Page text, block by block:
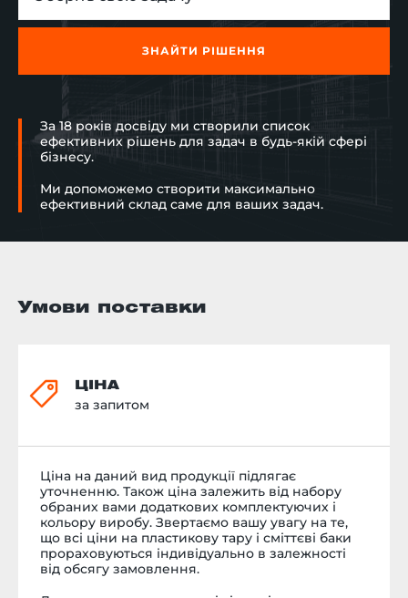
ЗНАЙТИ РІШЕННЯ
За 18 років досвіду ми створили список
ефективних рішень для задач в будь-якій сфері
бізнесу.
Ми допоможемо створити максимально
ефективний склад саме для ваших задач.
Умови поставки
ЦІНА
за запитом
Ціна на даний вид продукції підлягає
уточненню. Також ціна залежить від набору
обраних вами додаткових комплектуючих і
кольору виробу. Звертаємо вашу увагу на те,
що всі ціни на пластикову тару і сміттєві баки
прораховуються індивідуально в залежності
від обсягу замовлення.